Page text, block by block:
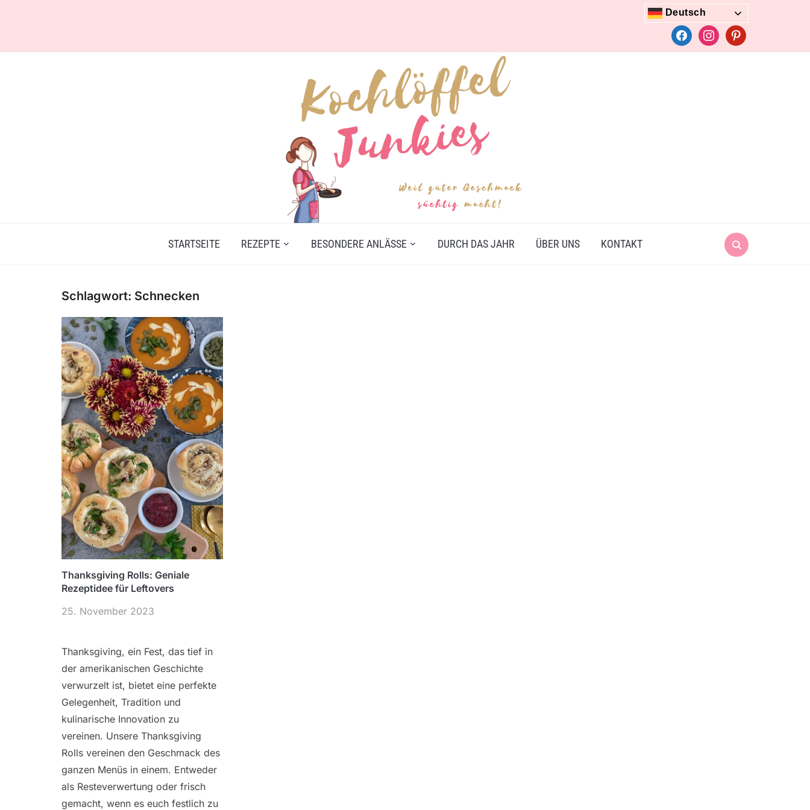
Deutsch
facebookinstagrampinterest
Search
for:
STARTSEITE REZEPTE BESONDERE ANLÄSSE DURCH DAS JAHR ÜBER UNS KONTAKT
Schlagwort: Schnecken
Thanksgiving Rolls: Geniale
Rezeptidee für Leftovers
25. November 2023
Thanksgiving, ein Fest, das tief in
der amerikanischen Geschichte
verwurzelt ist, bietet eine perfekte
Gelegenheit, Tradition und
kulinarische Innovation zu
vereinen. Unsere Thanksgiving
Rolls vereinen den Geschmack des
ganzen Menüs in einem. Entweder
als Resteverwertung oder frisch
gemacht, wenn es euch festlich zu